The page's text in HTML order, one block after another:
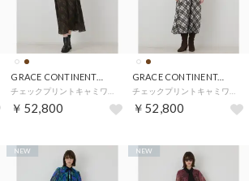
GRACE CONTINENTAL
￥52,800
GRACE CONTINENTAL
￥52,800
NEW NEW